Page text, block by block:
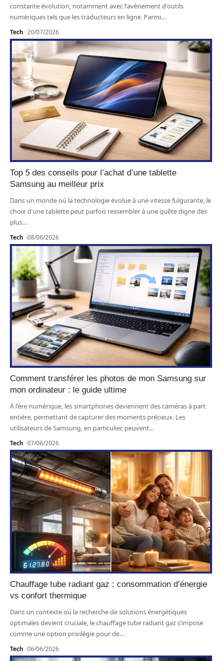
constante évolution, notamment avec l'avènement d'outils
numériques tels que les traducteurs en ligne. Parmi…
Tech 20/07/2026
Top 5 des conseils pour l’achat d’une tablette
Samsung au meilleur prix
Dans un monde où la technologie évolue à une vitesse fulgurante, le
choix d'une tablette peut parfois ressembler à une quête digne des
plus…
Tech 08/06/2026
Comment transférer les photos de mon Samsung sur
mon ordinateur : le guide ultime
À l'ère numérique, les smartphones deviennent des caméras à part
entière, permettant de capturer des moments précieux. Les
utilisateurs de Samsung, en particulier, peuvent…
Tech 07/06/2026
Chauffage tube radiant gaz : consommation d’énergie
vs confort thermique
Dans un contexte où la recherche de solutions énergétiques
optimales devient cruciale, le chauffage tube radiant gaz s’impose
comme une option privilégie pour de…
Tech 06/06/2026